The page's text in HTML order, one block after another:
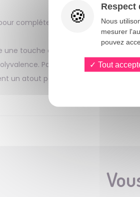
compléter un look décalé et
touche d’élégance et
Parfait pour les
un atout pour composer une
Respect
Nous
mesurer
pouvez
Tout